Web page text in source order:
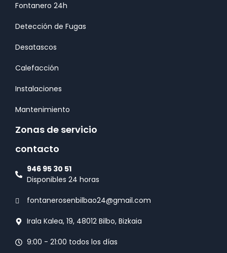
Fontanero 24h
Detección de Fugas
Desatascos
Calefacción
Instalaciones
Mantenimiento
Zonas de servicio
contacto
946 95 30 51
Disponibles 24 horas
fontanerosenbilbao24@gmail.com
Irala Kalea, 19, 48012 Bilbo, Bizkaia
9:00 - 21:00 todos los días